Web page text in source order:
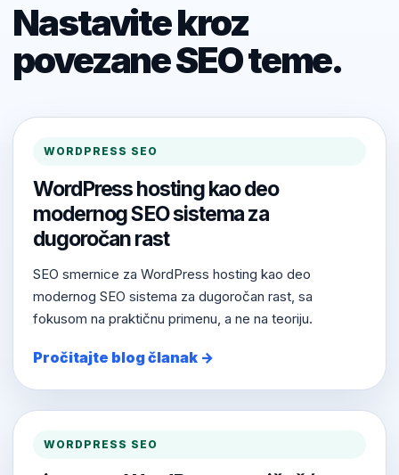
Nastavite kroz
povezane SEO teme.
WORDPRESS SEO
WordPress hosting kao deo
modernog SEO sistema za
dugoročan rast
SEO smernice za WordPress hosting kao deo
modernog SEO sistema za dugoročan rast, sa
fokusom na praktičnu primenu, a ne na teoriju.
Pročitajte blog članak →
WORDPRESS SEO